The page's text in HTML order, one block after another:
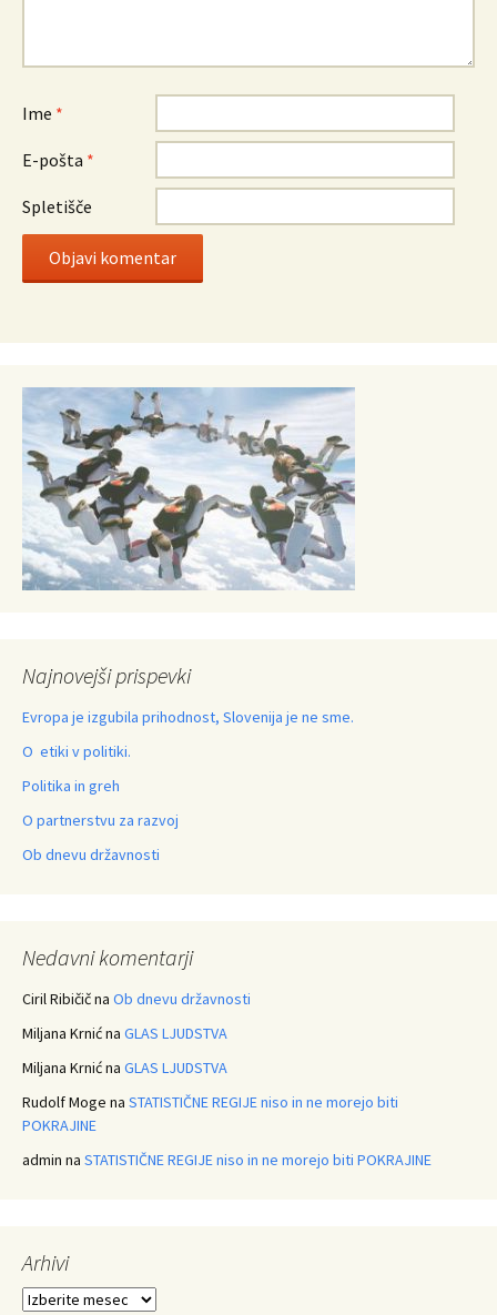
Ime *
E-pošta *
Spletišče
Najnovejši prispevki
Evropa je izgubila prihodnost, Slovenija je ne sme.
O etiki v politiki.
Politika in greh
O partnerstvu za razvoj
Ob dnevu državnosti
Nedavni komentarji
Ciril Ribičična Ob dnevu državnosti
Miljana Krnićna GLAS LJUDSTVA
Miljana Krnićna GLAS LJUDSTVA
Rudolf Moge na STATISTIČNE REGIJE niso in ne morejo biti
POKRAJINE
admin na STATISTIČNE REGIJE niso in ne morejo biti POKRAJINE
Arhivi
Arhivi